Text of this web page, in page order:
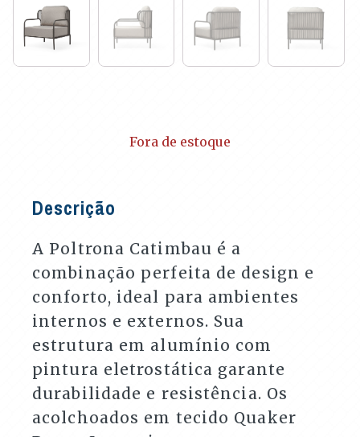
Fora de estoque
Descrição
A Poltrona Catimbau é a
combinação perfeita de design e
conforto, ideal para ambientes
internos e externos. Sua
estrutura em alumínio com
pintura eletrostática garante
durabilidade e resistência. Os
acolchoados em tecido Quaker